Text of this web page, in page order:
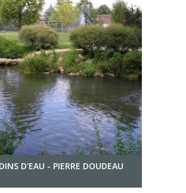
D'EAU - PIERRE DOUDEAU